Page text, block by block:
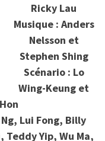
Ricky Lau
Musique : Anders
Nelsson et
Stephen Shing
Scénario : Lo
Wing-Keung et
Lui Fong, Billy
Teddy Yip, Wu Ma,